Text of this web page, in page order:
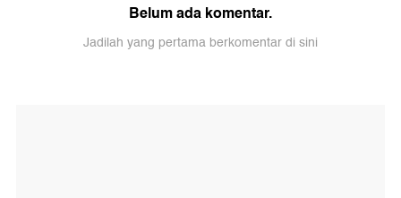
Belum ada komentar.
Jadilah yang pertama berkomentar di sini